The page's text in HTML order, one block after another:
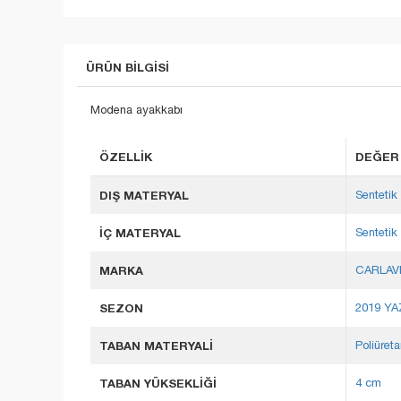
ÜRÜN BILGISI
Modena ayakkabı
ÖZELLIK DEĞER
DIŞ MATERYAL Sentetik
İÇ MATERYAL Sentetik
MARKA
SEZON 2019
TABAN MATERYALİ
TABAN YÜKSEKLİĞİ 4 cm